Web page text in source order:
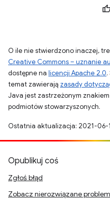
O ile nie stwierdzono inaczej,
Creative Commons – uznanie
dostępne na licencji Apache 2.0
temat zawierają zasady
Java jest zastrzeżonym
podmiotów stowarzyszonych.
Ostatnia aktualizacja: 2021-06-
Opublikuj coś
Zgłoś błąd
Zobacz nierozwiązane